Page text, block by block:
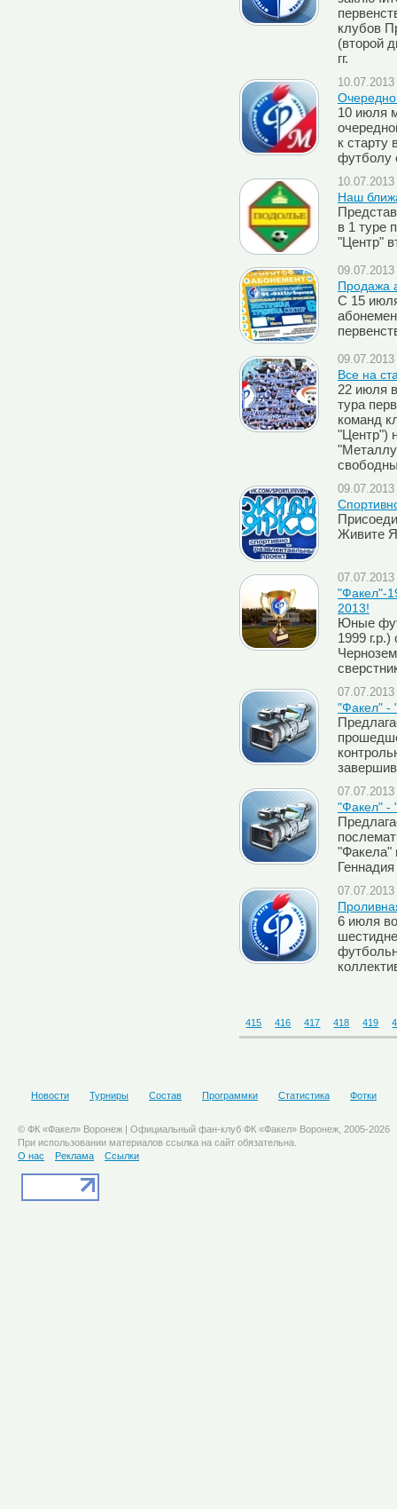
клубов
(второй
гг.
10 июля
к старту
футболу
Наш
в 1 туре
"Центр"
Продажа
C 15
Все на
22 июля
тура
команд
"Центр")
Живите
"Факел"-
2013!
Юные
1999
"Факел" -
"Факел" -
"Факела"
6 июля
415 416 417 418 419
Новости Турниры Состав Программки Статистика Фотки
© ФК «Факел» Воронеж | Официальный фан-клуб ФК «Факел» Воронеж, 2005-2026
При использовании материалов ссылка на сайт обязательна.
О нас
Реклама Ссылки